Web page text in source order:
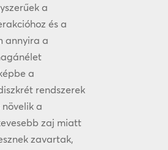
a
és a
annyira a
a
rendszerek
a
zaj miatt
zavartak,